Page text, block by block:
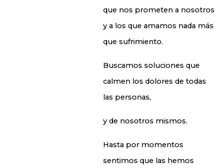
que nos prometen a nosotros
y a los que amamos nada más
que sufrimiento.
Buscamos soluciones que
calmen los dolores de todas
las personas,
y de nosotros mismos.
Hasta por momentos
sentimos que las hemos